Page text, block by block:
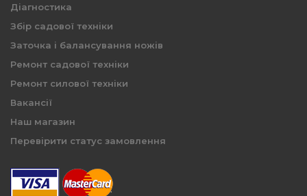
Діагностика
Збір садової техніки
Заточка і балансування ножів
Ремонт садової техніки
Ремонт силової техніки
Вакансії
Наш магазин
Перевірити статус замовлення